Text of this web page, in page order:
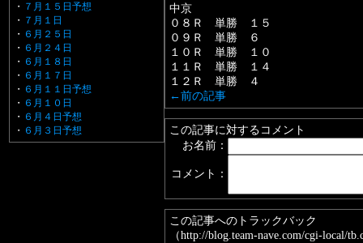
・ ７月１５日予想
・ ７月１日
・ ６月２５日
・ ６月２４日
・ ６月１８日
・ ６月１７日
・ ６月１１日予想
・ ６月１０日
・ ６月４日予想
・ ６月３日予想
中京
０８Ｒ 単勝 １５
０９Ｒ 単勝 ６
１０Ｒ 単勝 １０
１１Ｒ 単勝 １４
１２Ｒ 単勝 ４
←前の記事
この記事に対するコメント
お名前：
コメント：
この記事へのトラックバック
（http://blog.team-nave.com/cgi-local/